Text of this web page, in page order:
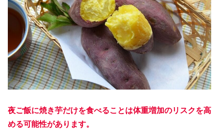
夜ご飯に焼き芋だけを食べることは体重増加のリスクを高
める可能性があります。